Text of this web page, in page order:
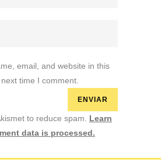
email, and website in this
time I comment.
to reduce spam. Learn
data is processed.